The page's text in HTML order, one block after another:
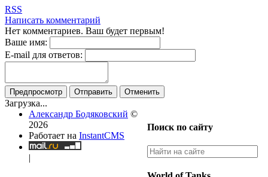
RSS
Написать комментарий
Нет комментариев. Ваш будет первым!
Ваше имя:
E-mail для ответов:
Предпросмотр Отправить Отменить
Загрузка...
Поиск по сайту
Александр Бодяковский ©
2026
Работает на InstantCMS
|